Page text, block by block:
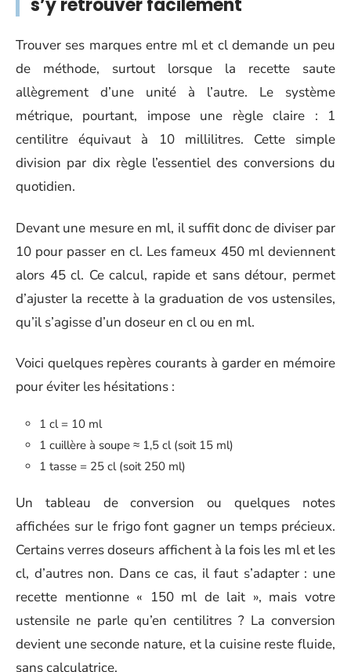
Trouver ses marques entre ml et cl demande un peu
de méthode, surtout lorsque la recette saute
allègrement d’une unité à l’autre. Le système
métrique, pourtant, impose une règle claire : 1
centilitre équivaut à 10 millilitres. Cette simple
division par dix règle l’essentiel des conversions du
quotidien.
Devant une mesure en ml, il suffit donc de diviser par
10 pour passer en cl. Les fameux 450 ml deviennent
alors 45 cl. Ce calcul, rapide et sans détour, permet
d’ajuster la recette à la graduation de vos ustensiles,
qu’il s’agisse d’un doseur en cl ou en ml.
Voici quelques repères courants à garder en mémoire
pour éviter les hésitations :
1 cl = 10 ml
1 cuillère à soupe ≈ 1,5 cl (soit 15 ml)
1 tasse = 25 cl (soit 250 ml)
Un tableau de conversion ou quelques notes
affichées sur le frigo font gagner un temps précieux.
Certains verres doseurs affichent à la fois les ml et les
cl, d’autres non. Dans ce cas, il faut s’adapter : une
recette mentionne « 150 ml de lait », mais votre
ustensile ne parle qu’en centilitres ? La conversion
devient une seconde nature, et la cuisine reste fluide,
sans calculatrice.